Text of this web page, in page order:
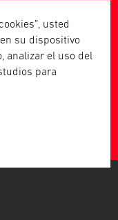
usted
su dispositivo
analizar el uso del
para